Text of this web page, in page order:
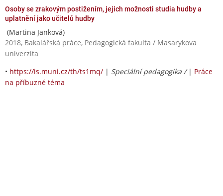
Osoby se zrakovým postižením, jejich možnosti studia hudby a
uplatnění jako učitelů hudby
(Martina Janková)
2018, Bakalářská práce, Pedagogická fakulta / Masarykova
univerzita
• https://is.muni.cz/th/ts1mq/ | Speciální pedagogika / | Práce
na příbuzné téma